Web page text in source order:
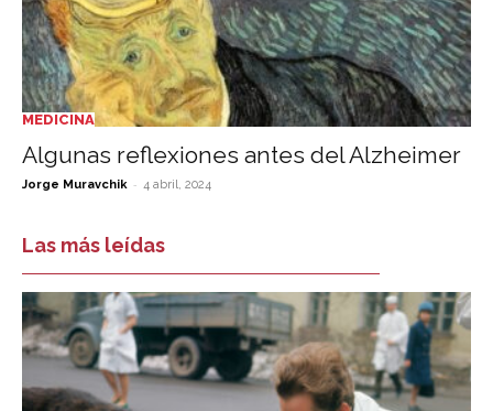
MEDICINA
Algunas reflexiones antes del Alzheimer
Jorge Muravchik - 4 abril, 2024
Las más leídas